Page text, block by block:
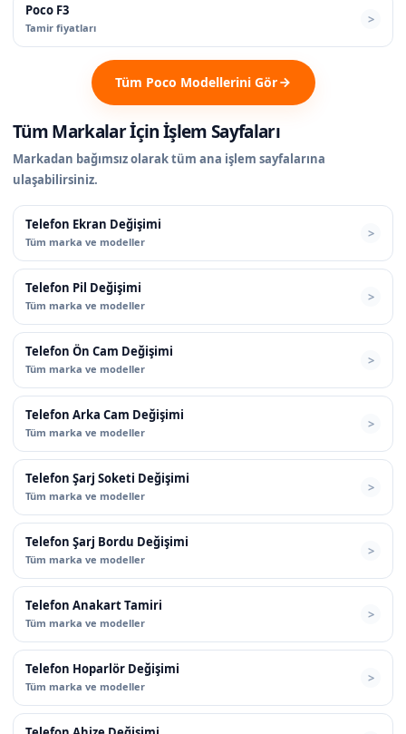
Poco F3
Tamir fiyatları
Tüm Poco Modellerini Gör
Tüm Markalar İçin İşlem Sayfaları
Markadan bağımsız olarak tüm ana işlem sayfalarına
ulaşabilirsiniz.
Telefon Ekran Değişimi
Tüm marka ve modeller
Telefon Pil Değişimi
Tüm marka ve modeller
Telefon Ön Cam Değişimi
Tüm marka ve modeller
Telefon Arka Cam Değişimi
Tüm marka ve modeller
Telefon Şarj Soketi Değişimi
Tüm marka ve modeller
Telefon Şarj Bordu Değişimi
Tüm marka ve modeller
Telefon Anakart Tamiri
Tüm marka ve modeller
Telefon Hoparlör Değişimi
Tüm marka ve modeller